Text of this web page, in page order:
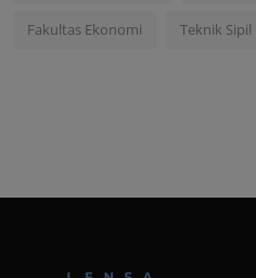
Fakultas Ekonomi Teknik Sipil